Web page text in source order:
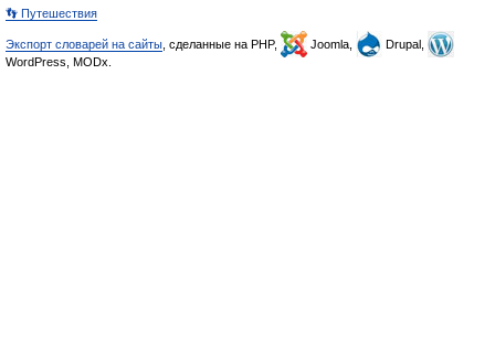
👣 Путешествия
Экспорт словарей на сайты , сделанные на PHP, Joomla,
Drupal,
WordPress, MODx.